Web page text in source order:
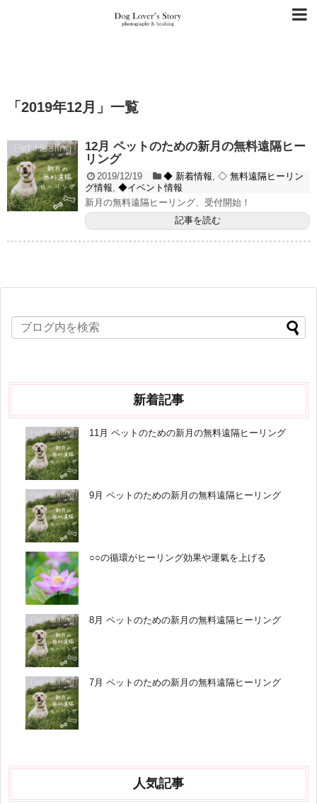
「 2019年12月 」 一覧
12月 ペットのための新月の無料遠隔ヒー
リング
2019/12/19 ◆ 新着情報 ◇ 無料遠隔ヒーリン
グ情報 ◆イベント情報
新月の無料遠隔ヒーリング、受付開始！
記事を読む
新着記事
11月 ペットのための新月の無料遠隔ヒーリング
9月 ペットのための新月の無料遠隔ヒーリング
○○の循環がヒーリング効果や運氣を上げる
8月 ペットのための新月の無料遠隔ヒーリング
7月 ペットのための新月の無料遠隔ヒーリング
人気記事